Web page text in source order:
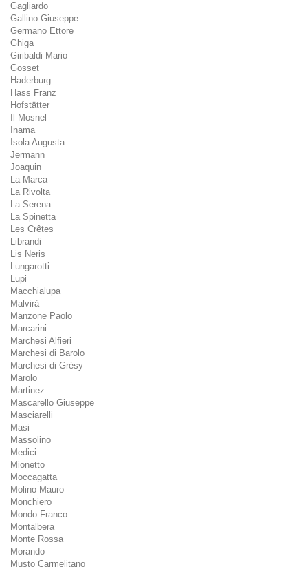
Gagliardo
Gallino Giuseppe
Germano Ettore
Ghiga
Giribaldi Mario
Gosset
Haderburg
Hass Franz
Hofstätter
Il Mosnel
Inama
Isola Augusta
Jermann
Joaquin
La Marca
La Rivolta
La Serena
La Spinetta
Les Crêtes
Librandi
Lis Neris
Lungarotti
Lupi
Macchialupa
Malvirà
Manzone Paolo
Marcarini
Marchesi Alfieri
Marchesi di Barolo
Marchesi di Grésy
Marolo
Martinez
Mascarello Giuseppe
Masciarelli
Masi
Massolino
Medici
Mionetto
Moccagatta
Molino Mauro
Monchiero
Mondo Franco
Montalbera
Monte Rossa
Morando
Musto Carmelitano